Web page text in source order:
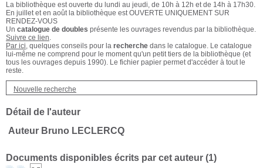
La bibliothèque est ouverte du lundi au jeudi, de 10h à 12h et de 14h à 17h30.
En juillet et en août la bibliothèque est OUVERTE UNIQUEMENT SUR
RENDEZ-VOUS
Un catalogue de doubles présente les ouvrages revendus par la bibliothèque.
Suivre ce lien.
Par ici, quelques conseils pour la recherche dans le catalogue. Le catalogue
lui-même ne comprend pour le moment qu'un petit tiers de la bibliothèque (et
tous les ouvrages depuis 1990). Le fichier papier permet d'accéder à tout le
reste.
Nouvelle recherche
Détail de l'auteur
Auteur Bruno LECLERCQ
Documents disponibles écrits par cet auteur (1)